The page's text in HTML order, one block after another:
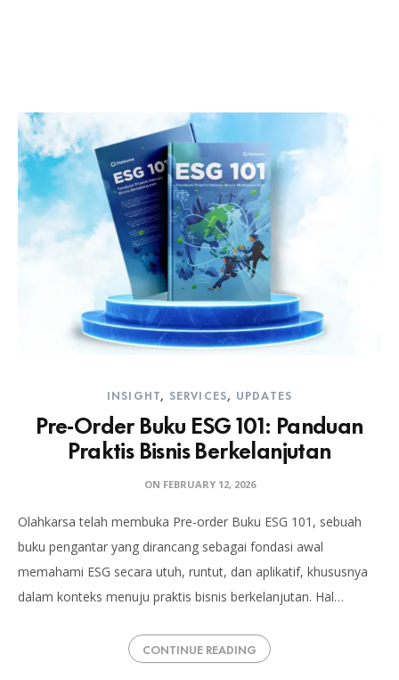
INSIGHT, SERVICES, UPDATES
Pre-Order Buku ESG 101: Panduan
Praktis Bisnis Berkelanjutan
ON FEBRUARY 12, 2026
Olahkarsa telah membuka Pre-order Buku ESG 101, sebuah
buku pengantar yang dirancang sebagai fondasi awal
memahami ESG secara utuh, runtut, dan aplikatif, khususnya
dalam konteks menuju praktis bisnis berkelanjutan. Hal…
CONTINUE READING